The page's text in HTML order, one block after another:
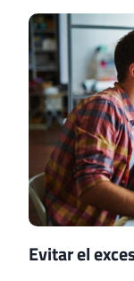
Evitar el